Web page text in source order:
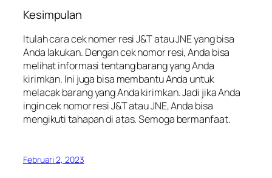
Kesimpulan
Itulah cara cek nomer resi J&T atau JNE yang bisa
Anda lakukan. Dengan cek nomor resi, Anda bisa
melihat informasi tentang barang yang Anda
kirimkan. Ini juga bisa membantu Anda untuk
melacak barang yang Anda kirimkan. Jadi jika Anda
ingin cek nomor resi J&T atau JNE, Anda bisa
mengikuti tahapan di atas. Semoga bermanfaat.
Februari 2, 2023